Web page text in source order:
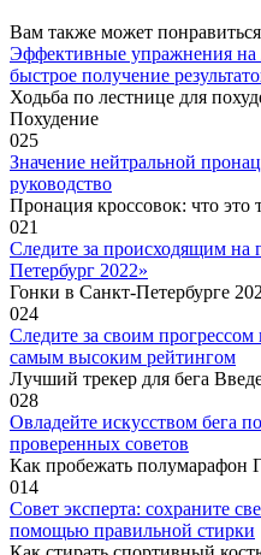
Вам также может понравиться
Эффективные упражнения на
быстрое получение
Ходьба по лестнице для
Похудение
025
Значение нейтральной
руководство
Пронация кроссовок: что это
021
Следите за происходящим
Петербург 2022»
Гонки в Санкт-Петербурге
024
Следите за своим
самым высоким рейтингом
Лучший трекер для бега
028
Овладейте искусством бега
проверенных советов
Как пробежать полумарафон
014
Совет эксперта: сохраните
помощью правильной стирки